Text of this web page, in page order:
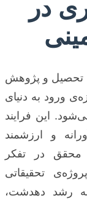
در
تحصیل و پژوهش
ورود به دنیای
این فرایند
و ارزشمند
محقق در تفکر
تحقیقاتی
رشد دهدشت،